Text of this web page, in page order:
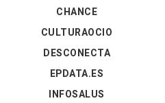
CHANCE
CULTURAOCIO
DESCONECTA
EPDATA.ES
INFOSALUS